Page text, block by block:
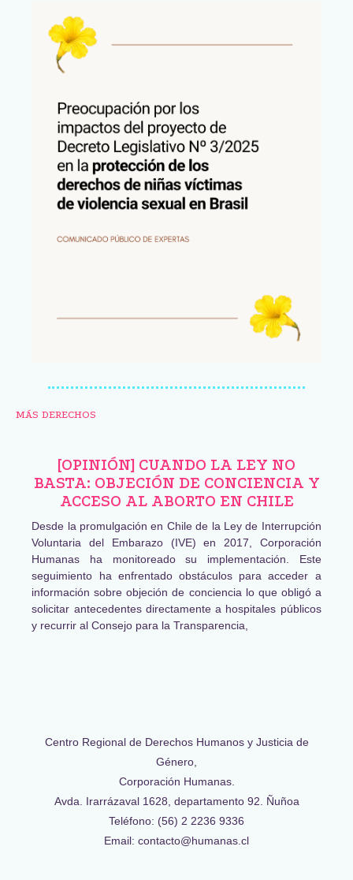
MÁS DERECHOS
[OPINIÓN] CUANDO LA LEY NO
BASTA: OBJECIÓN DE CONCIENCIA Y
ACCESO AL ABORTO EN CHILE
Desde la promulgación en Chile de la Ley de Interrupción
Voluntaria del Embarazo (IVE) en 2017, Corporación
Humanas ha monitoreado su implementación. Este
seguimiento ha enfrentado obstáculos para acceder a
información sobre objeción de conciencia lo que obligó a
solicitar antecedentes directamente a hospitales públicos
y recurrir al Consejo para la Transparencia,
Centro Regional de Derechos Humanos y Justicia de
Género,
Corporación Humanas.
Avda. Irarrázaval 1628, departamento 92. Ñuñoa
Teléfono: (56) 2 2236 9336
Email: contacto@humanas.cl